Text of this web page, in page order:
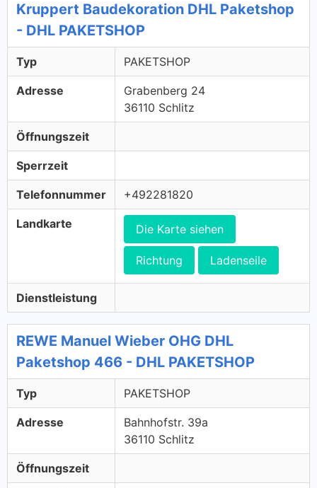
Kruppert Baudekoration DHL Paketshop
- DHL PAKETSHOP
Typ PAKETSHOP
Adresse
Grabenberg 24
36110 Schlitz
Öffnungszeit
Sperrzeit
Telefonnummer +492281820
Landkarte Die Karte siehen
Richtung Ladenseile
Dienstleistung
REWE Manuel Wieber OHG DHL
Paketshop 466 - DHL PAKETSHOP
Typ PAKETSHOP
Adresse
Bahnhofstr. 39a
36110 Schlitz
Öffnungszeit